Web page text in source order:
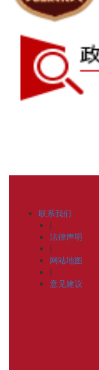
联系我们
|
法律声明
|
网站地图
|
意见建议